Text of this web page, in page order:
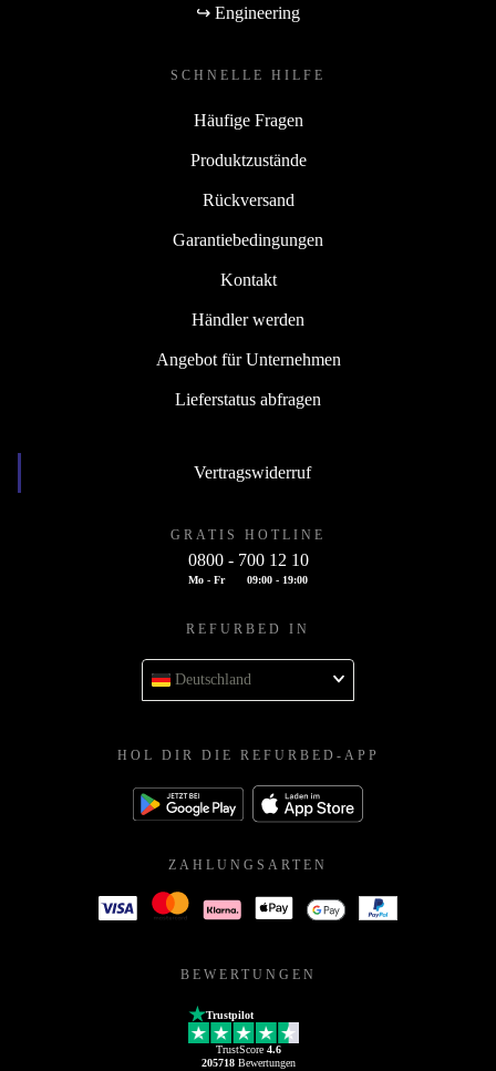
↪ Engineering
SCHNELLE HILFE
Häufige Fragen
Produktzustände
Rückversand
Garantiebedingungen
Kontakt
Händler werden
Angebot für Unternehmen
Lieferstatus abfragen
Vertragswiderruf
GRATIS HOTLINE
0800 - 700 12 10
Mo - Fr 09:00 - 19:00
REFURBED IN
Deutschland
HOL DIR DIE REFURBED-APP
ZAHLUNGSARTEN
BEWERTUNGEN
Trustpilot
TrustScore 4.6
205718Bewertungen